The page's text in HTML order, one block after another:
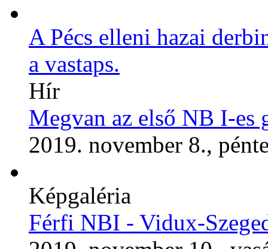
A Pécs elleni hazai
a vastaps.
Hír
Megvan az első NB I-es
2019. november 8.,
Képgaléria
Férfi NBI - Vidux-